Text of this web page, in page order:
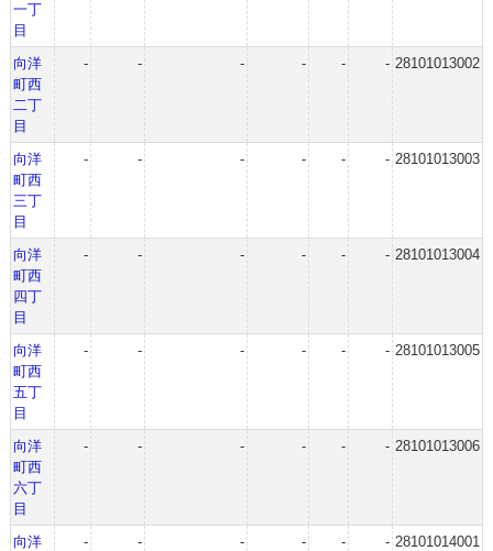
一丁
目
向洋
町西
二丁
目
- - - - - - 28101013002
向洋
町西
三丁
目
- - - - - - 28101013003
向洋
町西
四丁
目
- - - - - - 28101013004
向洋
町西
五丁
目
- - - - - - 28101013005
向洋
町西
六丁
目
- - - - - - 28101013006
向洋
- - - - - - 28101014001